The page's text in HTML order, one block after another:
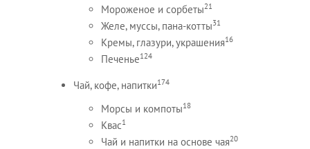
Мороженое и сорбеты21
Желе, муссы, пана-котты31
Кремы, глазури, украшения16
Печенье124
Чай, кофе, напитки174
Морсы и компоты18
Квас1
Чай и напитки на основе чая20